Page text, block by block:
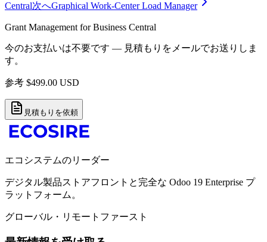
Central次へGraphical Work-Center Load Manager
Grant Management for Business Central
今のお支払いは不要です — 見積もりをメールでお送りしま
す。
参考 $499.00 USD
見積もりを依頼
エコシステムのリーダー
デジタル製品ストアフロントと完全な Odoo 19 Enterprise プ
ラットフォーム。
グローバル・リモートファースト